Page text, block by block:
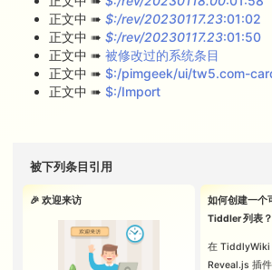
正文中 ➠ $:/rev/20230117.23:01:02
正文中 ➠ $:/rev/20230117.23:01:50
正文中 ➠ 被修改过的系统条目
正文中 ➠ $:/pimgeek/ui/tw5.com-
正文中 ➠ $:/Import
被下列条目引用
🎉 欢迎来访
如何创建一个
Tiddler 列表？
在 TiddlyWiki
Reveal.js 插